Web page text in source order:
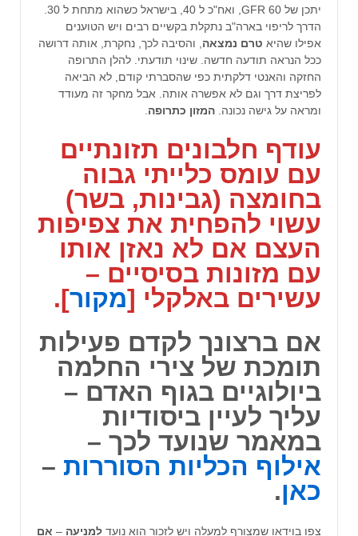
הדרך לריפוי בארה"ב נתקלת בקשיים רבים ויש הטוענים
אפילו שהיא טרם נמצאה , והסיבה לכך, נחקרת, אותה דרושה
ככל הנראה תודעה חדשה. שינוי תודעתי. להלן התרופה
החזקה והאנטי דלקתית כפי שהסברתי קודם, לא הביאה
לפריצת דרך וגם לא אפשרה אותה. אבל מחקר זה מעודד
ומראה על גישה נכונה. המזון כתרופה
עודף חלבונים תזונתיים
עם עומס כלייתי גבוה
בחומצה (גבינות, בשר)
עשוי להפחית את צפיפות
העצם אם לא נאזן אותו
עם מזונות בסיסיים –
עשירים באלקלי [מקור].
אם ברצונך לקדם פעילות
תומכת של צירי החלמה
ביולוגיים בגוף האדם –
עליך לעיין ביסודיות
במאמר שנועד לכך –
אילוף הכליות הסוררות –
כאן.
צפו בוידאו שמצורף למעלה ויש לזכור הוא נועד למניעה – אם